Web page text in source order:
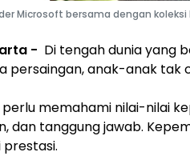
Microsoft bersama dengan
- Di tengah dunia yang
persaingan, anak-anak tak
perlu memahami nilai-nilai
dan tanggung jawab.